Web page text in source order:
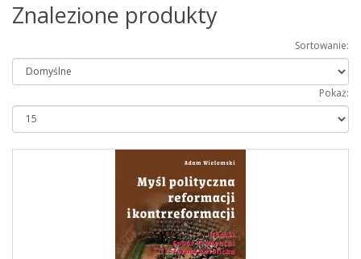
Znalezione produkty
Sortowanie:
Pokaż: